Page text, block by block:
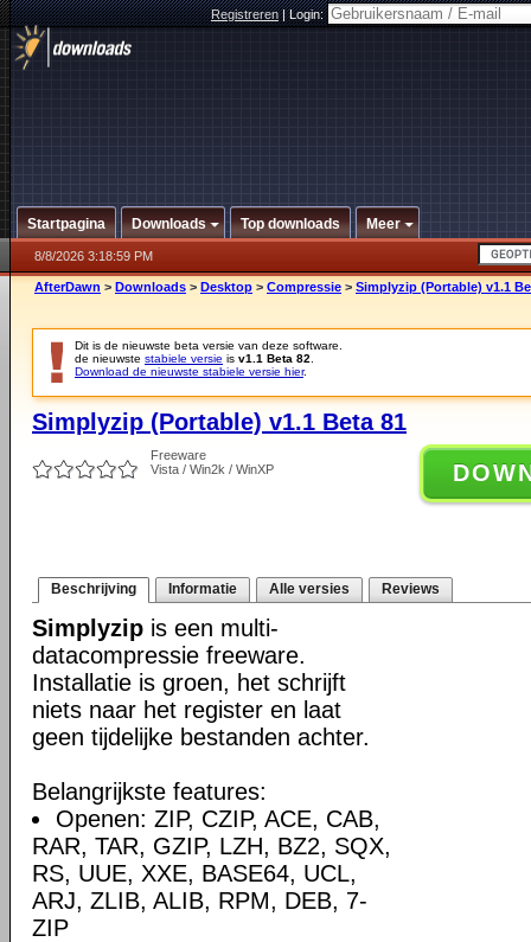
Registreren|Login:
Startpagina Downloads Top downloads Meer
8/8/2026 3:18:59 PM
AfterDawn > Downloads > Desktop > Compressie > Simplyzip (Portable) v1.1
Dit is de nieuwste beta versie van deze software.
de nieuwste stabiele versie is v1.1 Beta 82
Download de nieuwste stabiele versie hier.
Simplyzip (Portable) v1.1 Beta 81
Freeware
Vista / Win2k / WinXP
Beschrijving Informatie Alle versies Reviews
Simplyzip is een multi-
datacompressie freeware.
Installatie is groen, het schrijft
niets naar het register en laat
geen tijdelijke bestanden achter.
Belangrijkste features:
Openen: ZIP, CZIP, ACE, CAB,
RAR, TAR, GZIP, LZH, BZ2, SQX,
RS, UUE, XXE, BASE64, UCL,
ARJ, ZLIB, ALIB, RPM, DEB, 7-
ZIP